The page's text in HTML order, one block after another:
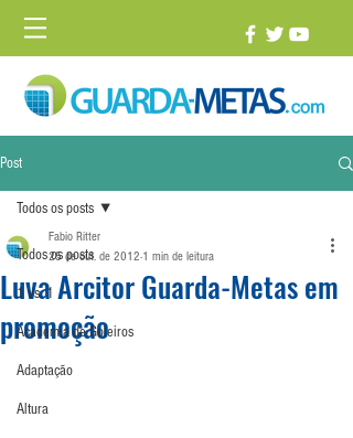
Post
Todos os posts
1 vs. 1
Academia de Goleiros
Adaptação
Altura
Todos os posts
Luva Arcitor Guarda-Metas em
promoção
Fabio Ritter
25 de out. de 2012 1 min de leitura